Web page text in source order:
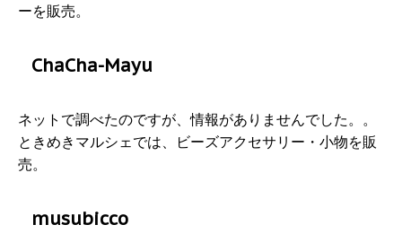
ーを販売。
ChaCha-Mayu
ネットで調べたのですが、情報がありませんでした。。
ときめきマルシェでは、ビーズアクセサリー・小物を販
売。
musubicco